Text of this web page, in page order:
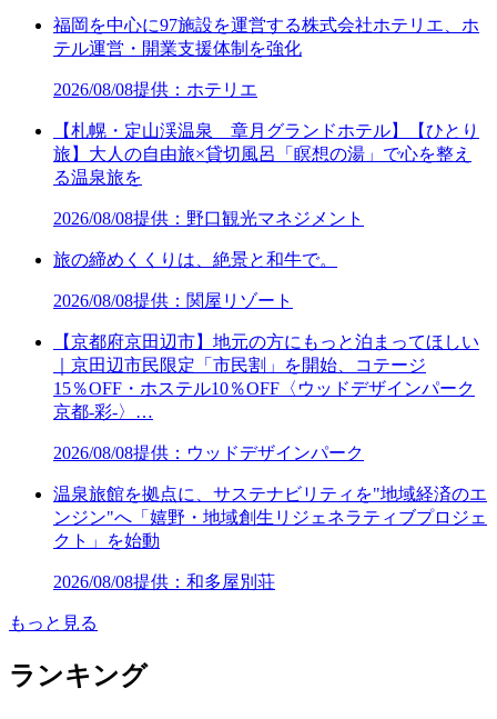
福岡を中心に97施設を運営する株式会社ホテリエ、ホ
テル運営・開業支援体制を強化
2026/08/08提供：ホテリエ
【札幌・定山渓温泉 章月グランドホテル】【ひとり
旅】大人の自由旅×貸切風呂「瞑想の湯」で心を整え
る温泉旅を
2026/08/08提供：野口観光マネジメント
旅の締めくくりは、絶景と和牛で。
2026/08/08提供：関屋リゾート
【京都府京田辺市】地元の方にもっと泊まってほしい
｜京田辺市民限定「市民割」を開始、コテージ
15％OFF・ホステル10％OFF〈ウッドデザインパーク
京都-彩-〉…
2026/08/08提供：ウッドデザインパーク
温泉旅館を拠点に、サステナビリティを"地域経済のエ
ンジン"へ「嬉野・地域創生リジェネラティブプロジェ
クト」を始動
2026/08/08提供：和多屋別荘
もっと見る
ランキング